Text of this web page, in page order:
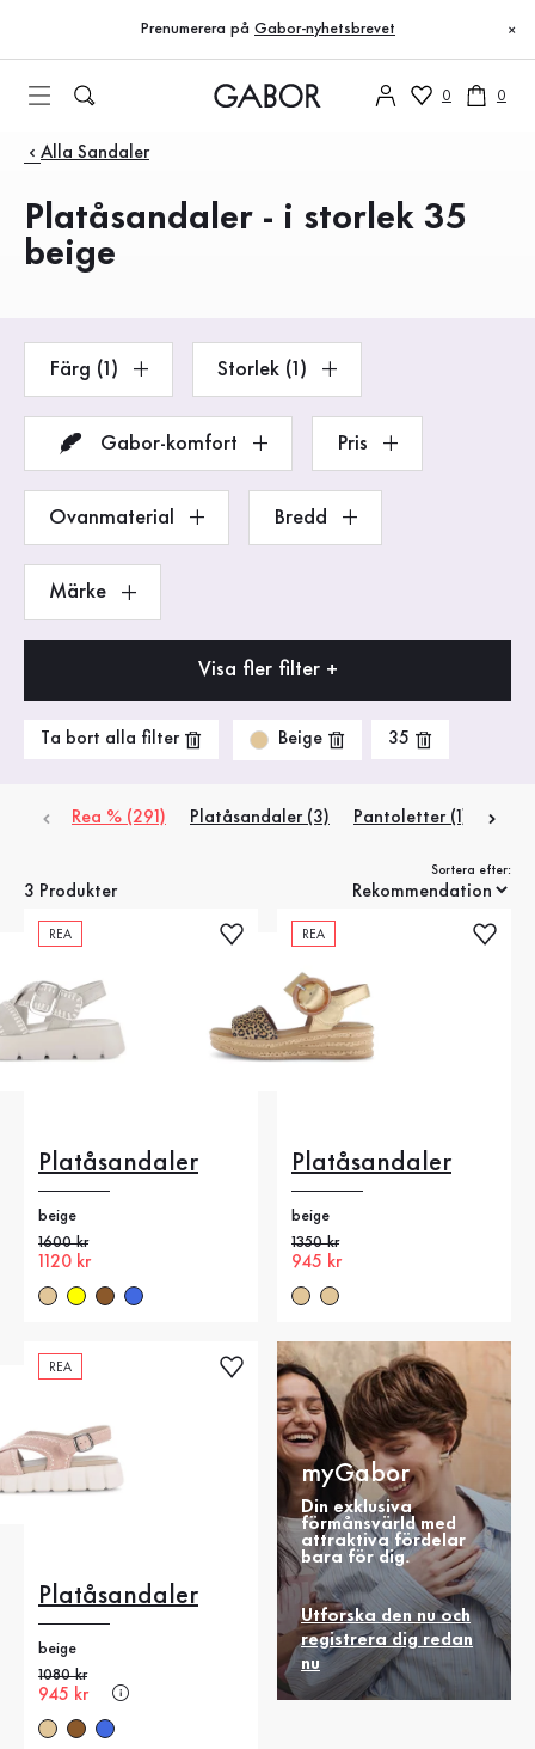
Till innehållsförteckning
Till huvudnavigation
Prenumerera på Gabor-nyhetsbrevet ×
0 0
Produkter
Alla Sandaler
Platåsandaler - i storlek 35
beige
Färg (1) Storlek (1)
Gabor-komfort Pris
Ovanmaterial Bredd
Märke
Visa fler filter +
Ta bort alla filter Beige 35
Rea % (291) Platåsandaler (3) Pantoletter (1)
3 Produkter
Sortera efter:
REA
Platåsandaler
beige
Gammalt pris
1600 kr
Nytt pris
1120 kr
REA
Platåsandaler
beige
Gammalt pris
1350 kr
Nytt pris
945 kr
REA
Platåsandaler
beige
Gammalt pris
1080 kr
Nytt pris
945 kr
myGabor
Din exklusiva
förmånsvärld med
attraktiva fördelar
bara för dig.
Utforska den nu och
registrera dig redan
nu